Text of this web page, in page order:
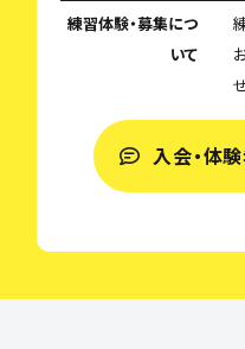
練習体験・募集につ
いて
入会・体